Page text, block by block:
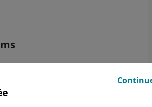
l’Église Saint-Nicaise, le
par l’association "Les